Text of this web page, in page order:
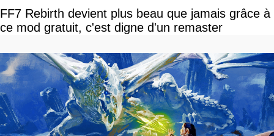
FF7 Rebirth devient plus beau que jamais grâce à
ce mod gratuit, c'est digne d'un remaster